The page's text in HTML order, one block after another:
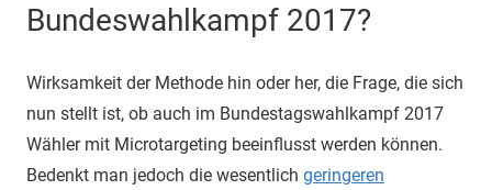
Bundeswahlkampf 2017?
Wirksamkeit der Methode hin oder her, die Frage, die sich
nun stellt ist, ob auch im Bundestagswahlkampf 2017
Wähler mit Microtargeting beeinflusst werden können.
Bedenkt man jedoch die wesentlich geringeren